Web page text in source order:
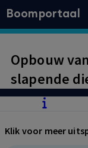
Boomportaal
Opbouw
slapende
de
Klik voor meer